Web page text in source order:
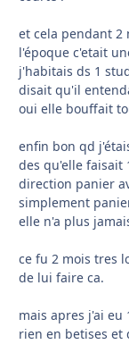
et cela pendant 2
l'époque c'etait
j'habitais ds 1
disait qu'il
oui elle bouffait
enfin bon qd
des qu'elle faisait
direction panier
simplement
elle n'a plus
ce fu 2 mois tres
de lui faire ca.
mais apres j'ai
rien en betises et